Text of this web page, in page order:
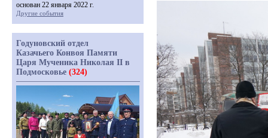
основан 22 января 2022 г.
Другие события
Годуновский отдел
Казачьего Конвоя Памяти
Царя Мученика Николая II в
Подмосковье (324)